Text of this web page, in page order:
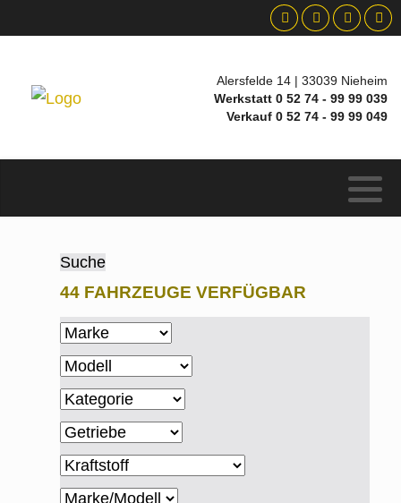
Alersfelde 14 | 33039 Nieheim
Werkstatt 0 52 74 - 99 99 039
Verkauf 0 52 74 - 99 99 049
Suche
44 FAHRZEUGE VERFÜGBAR